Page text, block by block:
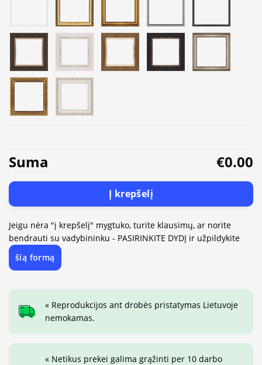
Suma €0.00
Į krepšelį
Jeigu nėra "į krepšelį" mygtuko, turite klausimų, ar norite
bendrauti su vadybininku - PASIRINKITE DYDĮ ir užpildykite
šią formą
« Reprodukcijos ant drobės pristatymas Lietuvoje
nemokamas.
« Netikus prekei galima grąžinti per 10 darbo